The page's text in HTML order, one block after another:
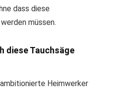
dass diese
müssen.
diese Tauchsäge
Heimwerker